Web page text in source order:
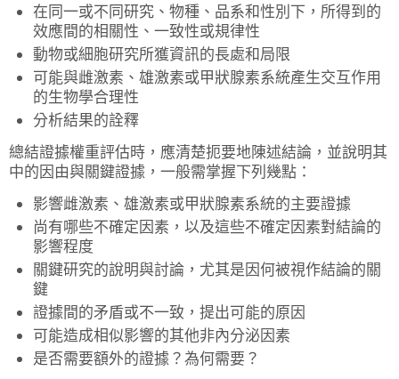
在同一或不同研究、物種、品系和性別下，所得到的
效應間的相關性、一致性或規律性
動物或細胞研究所獲資訊的長處和局限
可能與雌激素、雄激素或甲狀腺素系統產生交互作用
的生物學合理性
分析結果的詮釋
總結證據權重評估時，應清楚扼要地陳述結論，並說明其
中的因由與關鍵證據，一般需掌握下列幾點：
影響雌激素、雄激素或甲狀腺素系統的主要證據
尚有哪些不確定因素，以及這些不確定因素對結論的
影響程度
關鍵研究的說明與討論，尤其是因何被視作結論的關
鍵
證據間的矛盾或不一致，提出可能的原因
可能造成相似影響的其他非內分泌因素
是否需要額外的證據？為何需要？